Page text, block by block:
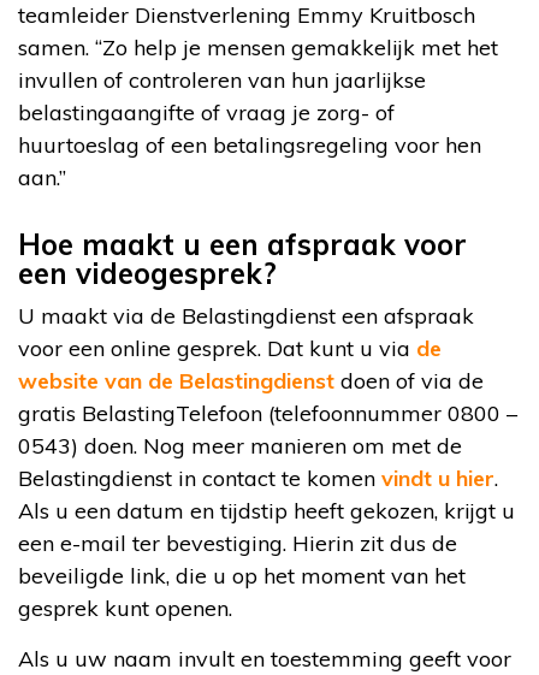
teamleider Dienstverlening Emmy Kruitbosch
samen. “Zo help je mensen gemakkelijk met het
invullen of controleren van hun jaarlijkse
belastingaangifte of vraag je zorg- of
huurtoeslag of een betalingsregeling voor hen
aan.”
Hoe maakt u een afspraak voor
een videogesprek?
U maakt via de Belastingdienst een afspraak
voor een online gesprek. Dat kunt u via de
website van de Belastingdienst doen of via de
gratis BelastingTelefoon (telefoonnummer 0800 –
0543) doen. Nog meer manieren om met de
Belastingdienst in contact te komen vindt u hier.
Als u een datum en tijdstip heeft gekozen, krijgt u
een e-mail ter bevestiging. Hierin zit dus de
beveiligde link, die u op het moment van het
gesprek kunt openen.
Als u uw naam invult en toestemming geeft voor